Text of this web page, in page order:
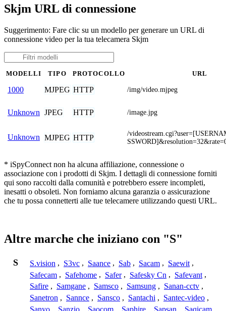
Skjm URL di connessione
Suggerimento: Fare clic su un modello per generare un URL di
connessione video per la tua telecamera Skjm
MODELLI TIPO PROTOCOLLO URL
1000 MJPEG HTTP /img/video.mjpeg
Unknown JPEG HTTP /image.jpg
Unknown MJPEG HTTP
/
* iSpyConnect non ha alcuna affiliazione, connessione o
associazione con i prodotti di Skjm. I dettagli di connessione forniti
qui sono raccolti dalla comunità e potrebbero essere incompleti,
inesatti o obsoleti. Non forniamo alcuna garanzia o assicurazione
che tu possa connetterti alle tue telecamere utilizzando questi URL.
Altre marche che iniziano con "S"
S S.vision , S3vc , Saance , Sab , Sacam , Saewit ,
Safecam , Safehome , Safer , Safesky Cn , Safevant ,
Safire , Samgane , Samsco , Samsung , Sanan-cctv ,
Sanetron , Sannce , Sansco , Santachi , Santec-video ,
Sanyo
Sanzio Saocom Saphire Sapsan Saqicam